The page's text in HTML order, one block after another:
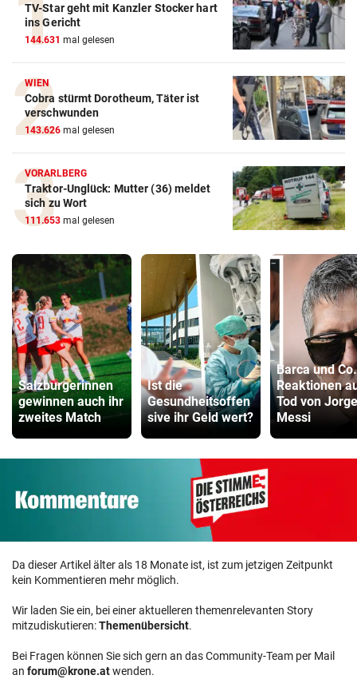
TV-Star geht mit Kanzler Stocker hart
ins Gericht
144.631 mal gelesen
WIEN
Cobra stürmt Dorotheum, Täter ist
verschwunden
143.626 mal gelesen
VORARLBERG
Traktor-Unglück: Mutter (36) meldet
sich zu Wort
111.653 mal gelesen
Salzburgerinnen
gewinnen auch ihr
zweites Match
Ist die
Gesundheitsoffen
sive ihr Geld wert?
Barca und
Reaktionen
Tod von Jorge
Messi
Da dieser Artikel älter als 18 Monate ist, ist zum jetzigen Zeitpunkt
kein Kommentieren mehr möglich.
Wir laden Sie ein, bei einer aktuelleren themenrelevanten Story
mitzudiskutieren:Themenübersicht.
Bei Fragen können Sie sich gern an das Community-Team per Mail
an forum@krone.atwenden.